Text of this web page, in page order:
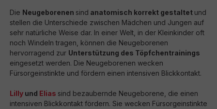
Die Neugeborenen sind anatomisch korrekt gestaltet und
stellen die Unterschiede zwischen Mädchen und Jungen auf
sehr natürliche Weise dar. In einer Welt, in der Kleinkinder oft
noch Windeln tragen, können die Neugeborenen
hervorragend zur Unterstützung des Töpfchentrainings
eingesetzt werden. Die Neugeborenen wecken
Fürsorgeinstinkte und fördern einen intensiven Blickkontakt.
Lilly und Elias sind bezaubernde Neugeborene, die einen
intensiven Blickkontakt fördern. Sie wecken Fürsorgeinstinkte